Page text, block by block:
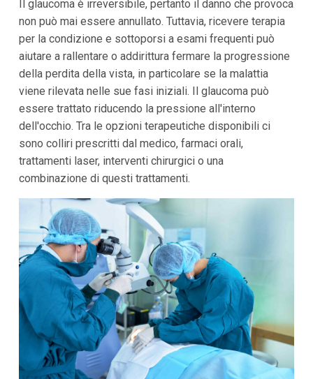
Il glaucoma è irreversibile, pertanto il danno che provoca
non può mai essere annullato. Tuttavia, ricevere terapia
per la condizione e sottoporsi a esami frequenti può
aiutare a rallentare o addirittura fermare la progressione
della perdita della vista, in particolare se la malattia
viene rilevata nelle sue fasi iniziali. Il glaucoma può
essere trattato riducendo la pressione all'interno
dell'occhio. Tra le opzioni terapeutiche disponibili ci
sono colliri prescritti dal medico, farmaci orali,
trattamenti laser, interventi chirurgici o una
combinazione di questi trattamenti.